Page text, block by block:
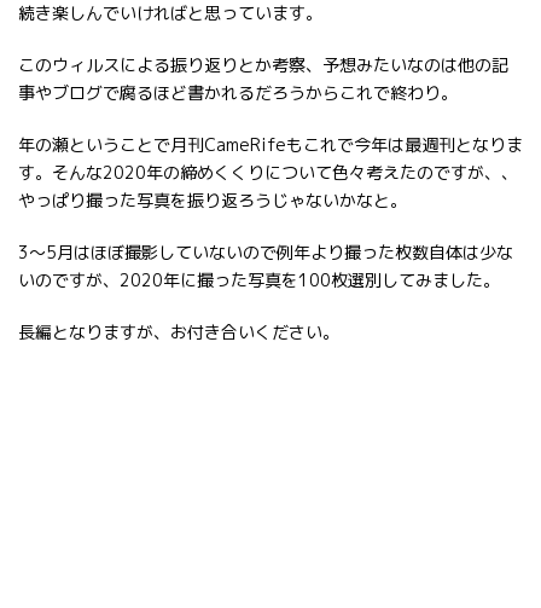
続き楽しんでいければと思っています。
このウィルスによる振り返りとか考察、予想みたいなのは他の記
事やブログで腐るほど書かれるだろうからこれで終わり。
年の瀬ということで月刊CameRifeもこれで今年は最週刊となりま
す。そんな2020年の締めくくりについて色々考えたのですが、、
やっぱり撮った写真を振り返ろうじゃないかなと。
3～5月はほぼ撮影していないので例年より撮った枚数自体は少な
いのですが、2020年に撮った写真を100枚選別してみました。
長編となりますが、お付き合いください。